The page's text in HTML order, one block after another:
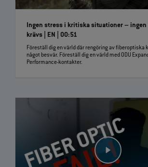
Ingen stress i kritiska situationer – ingen
krävs | EN | 00:51
Föreställ dig en värld där rengöring av fiberoptiska
något besvär. Föreställ dig en värld med ODU
Performance-kontakter.